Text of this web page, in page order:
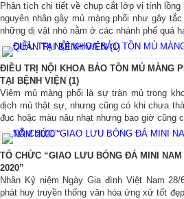
Phân tích chi tiết về chụp cắt lớp vi tính
nguyên nhân gây mủ màng phổi như gây
những dị vật nhỏ nằm ở các nhánh phế quả
ĐIỀU TRỊ NỘI KHOA BẢO TỒN MỦ MÀNG
TẠI BỆNH VIỆN (1)
Viêm mủ màng phổi là sự tràn mủ trong
dịch mủ thật sự, nhưng cũng có khi chưa
đục hoặc màu nâu nhạt nhưng bao giờ cũng
TỔ CHỨC “GIAO LƯU BÓNG ĐÁ MINI
2020”
Nhân Kỷ niệm Ngày Gia đình Việt Nam
phát huy truyền thống văn hóa ứng xử tốt